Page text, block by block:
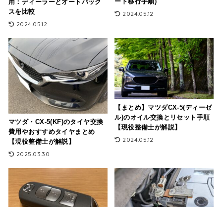
用：ディーラーとオートバック
スを比較
2024.05.12
2024.05.12
マツダ・CX-5(KF)のタイヤ交換
費用やおすすめタイヤまとめ
【現役整備士が解説】
2025.03.30
【まとめ】マツダCX-5(ディーゼ
ル)のオイル交換とリセット手順
【現役整備士が解説】
2024.05.12